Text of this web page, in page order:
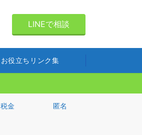
LINEで相談
お役立ちリンク集
税金 匿名